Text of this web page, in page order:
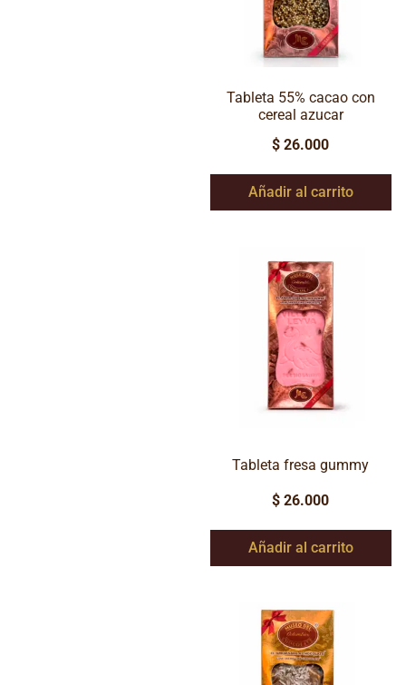
Tableta 55% cacao con
cereal azucar
$ 26.000
Añadir al carrito
Tableta fresa gummy
$ 26.000
Añadir al carrito